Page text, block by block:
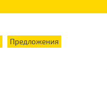
Предложения